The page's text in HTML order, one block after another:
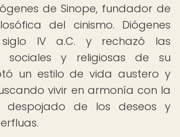
de Sinope, fundador de
del cinismo. Diógenes
IV a.C. y rechazó las
sociales y religiosas de su
un estilo de vida austero y
vivir en armonía con la
despojado de los deseos y